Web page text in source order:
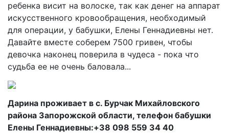
ребенка висит на волоске, так как денег на аппарат
искусственного кровообращения, необходимый
для операции, у бабушки, Елены Геннадиевны нет.
Давайте вместе соберем 7500 гривен, чтобы
девочка наконец поверила в чудеса - пока что
судьба ее не очень баловала...
Дарина проживает в с. Бурчак Михайловского
района Запорожской области, телефон бабушки
Елены Геннадиевны:+38 098 559 34 40